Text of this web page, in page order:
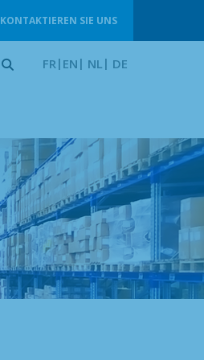
KONTAKTIEREN SIE UNS
FR EN NL DE